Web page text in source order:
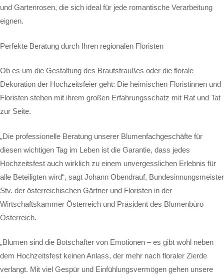
und Gartenrosen, die sich ideal für jede romantische Verarbeitung
eignen.
Perfekte Beratung durch Ihren regionalen Floristen
Ob es um die Gestaltung des Brautstraußes oder die florale
Dekoration der Hochzeitsfeier geht: Die heimischen Floristinnen und
Floristen stehen mit ihrem großen Erfahrungsschatz mit Rat und Tat
zur Seite.
„Die professionelle Beratung unserer Blumenfachgeschäfte für
diesen wichtigen Tag im Leben ist die Garantie, dass jedes
Hochzeitsfest auch wirklich zu einem unvergesslichen Erlebnis für
alle Beteiligten wird“, sagt Johann Obendrauf, Bundesinnungsmeister
Stv. der österreichischen Gärtner und Floristen in der
Wirtschaftskammer Österreich und Präsident des Blumenbüro
Österreich.
„Blumen sind die Botschafter von Emotionen – es gibt wohl neben
dem Hochzeitsfest keinen Anlass, der mehr nach floraler Zierde
verlangt. Mit viel Gespür und Einfühlungsvermögen gehen unsere